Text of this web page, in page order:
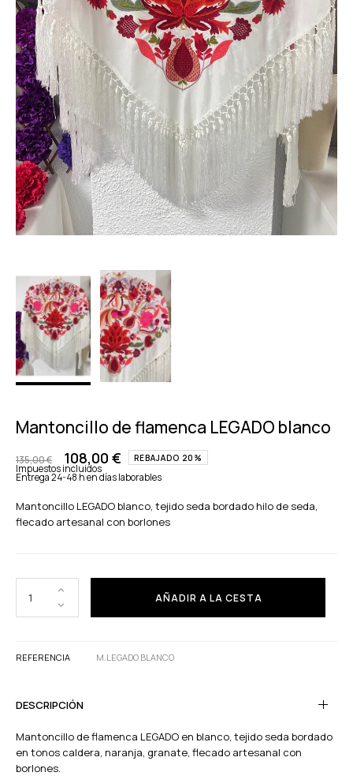
Mantoncillo de flamenca LEGADO blanco
135,00 € 108,00 € REBAJADO 20%
Impuestos incluidos
Entrega 24-48 h en días laborables
Mantoncillo LEGADO blanco, tejido seda bordado hilo de seda,
flecado artesanal con borlones
AÑADIR A LA CESTA
REFERENCIA M.LEGADO BLANCO
DESCRIPCIÓN
Mantoncillo de flamenca LEGADO en blanco, tejido seda bordado
en tonos caldera, naranja, granate, flecado artesanal con
borlones.